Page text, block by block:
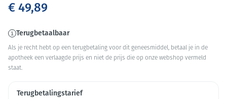
€ 49,89
Terugbetaalbaar
Als je recht hebt op een terugbetaling voor dit geneesmiddel, betaal je in de
apotheek een verlaagde prijs en niet de prijs die op onze webshop vermeld
staat.
Terugbetalingstarief